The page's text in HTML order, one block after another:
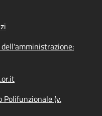
Polifunzionale (v.